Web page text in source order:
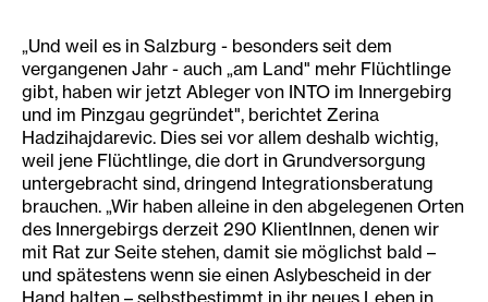
„Und weil es in Salzburg - besonders seit dem
vergangenen Jahr - auch „am Land" mehr Flüchtlinge
gibt, haben wir jetzt Ableger von INTO im Innergebirg
und im Pinzgau gegründet", berichtet Zerina
Hadzihajdarevic. Dies sei vor allem deshalb wichtig,
weil jene Flüchtlinge, die dort in Grundversorgung
untergebracht sind, dringend Integrationsberatung
brauchen. „Wir haben alleine in den abgelegenen Orten
des Innergebirgs derzeit 290 KlientInnen, denen wir
mit Rat zur Seite stehen, damit sie möglichst bald –
und spätestens wenn sie einen Aslybescheid in der
Hand halten – selbstbestimmt in ihr neues Leben in